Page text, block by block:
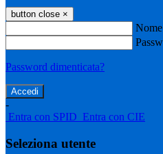
button close ×
Password dimenticata?
-
Entra con SPID Entra con CIE
Seleziona utente